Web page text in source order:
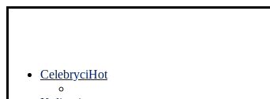
CelebryciHot